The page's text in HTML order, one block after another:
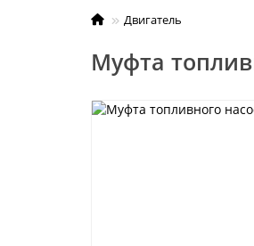
Двигатель
Муфта